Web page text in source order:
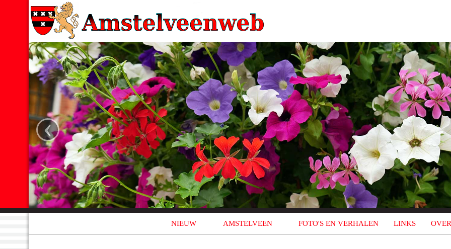
‹
NIEUW AMSTELVEEN FOTO'S EN VERHALEN LINKS